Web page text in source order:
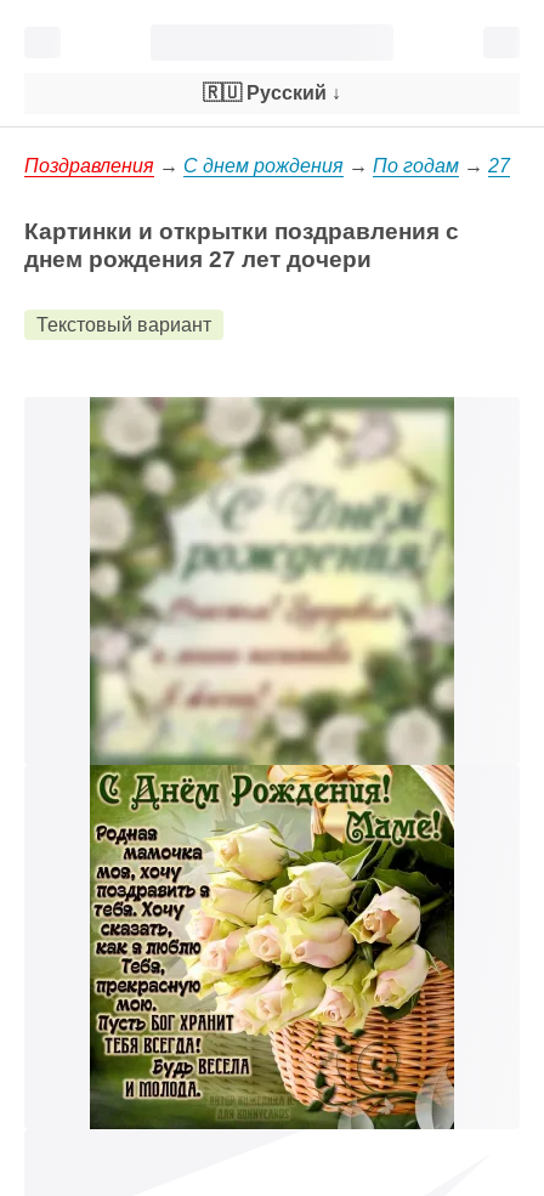
🇷🇺 Русский ↓
Поздравления → С днем рождения → По годам → 27
Картинки и открытки поздравления с
днем рождения 27 лет дочери
Текстовый вариант
и пришлем поздравление!